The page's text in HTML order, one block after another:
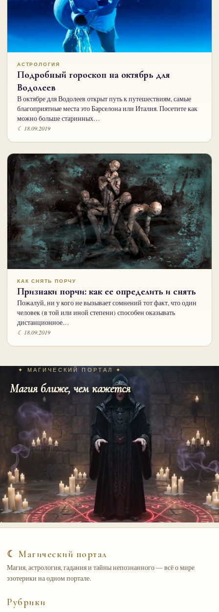
АСТРОЛОГИЯ
Подробный гороскоп на октябрь для
Водолеев
В октябре для Водолеев открыт путь к путешествиям, самые
благоприятные места это Барселона или Италия. Посетите как
можно больше старинных…
☾ 18.09.2019
КАК СНЯТЬ ПОРЧУ
Признаки порчи: как ее определить и снять
Пожалуй, ни у кого не вызывает сомнений тот факт, что один
человек (в той или иной степени) способен оказывать
дистанционное…
☾ 18.09.2019
✦ МАГИЧЕСКИЙ ПОРТАЛ ✦
Магия ближе, чем кажется
☾ Магический портал
Магия, астрология, гадания и тайны непознанного — всё о мире
эзотерики на одном портале.
Рубрики